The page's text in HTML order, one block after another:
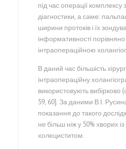
під час операції комплексу
діагностики, а саме:
ширини протоків і їх
інформативності порівняно
інтраопераційною
В даний час більшість
інтраопераційну
використовують вибірково
59, 60]. За даними В.І.
показання до такого
не більш ніж у 50% хворих
холециститом.